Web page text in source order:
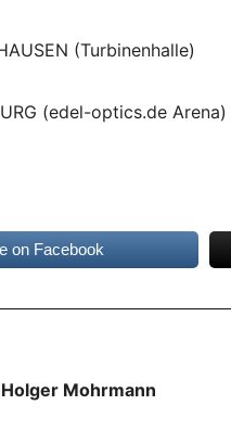
(Turbinenhalle)
(edel-optics.de Arena)
on Facebook
Holger Mohrmann